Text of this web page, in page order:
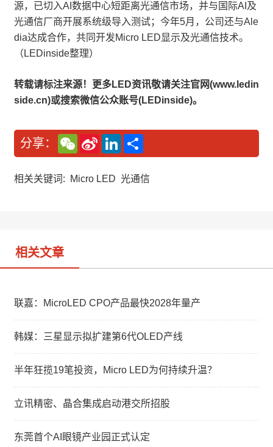
源，已切入AI数据中心短距离光通信市场，并与国际AI及
光通信厂商开展系统级导入测试；今年5月，公司还与Ale
dia达成合作，共同开发Micro LED显示及光通信技术。
（LEDinside整理）
转载请标注来源！更多LED资讯敬请关注官网(www.ledin
side.cn)或搜索微信公众账号(LEDinside)。
分享：
W
e
C
a
S
n
W
L
n
e
相关关键词: Micro LED 光通信
相关文章
联嘉：MicroLED CPO产品最快2028年量产
韩媒：三星显示拟扩建第6代OLED产线
半年狂揽19笔投资，Micro LED为何持续升温？
立讯精密、晶合集成启动港交所招股
东莞首个AI眼镜产业园正式认定